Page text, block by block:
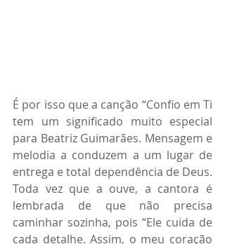
É por isso que a canção “Confio em Ti
tem um significado muito especial
para Beatriz Guimarães. Mensagem e
melodia a conduzem a um lugar de
entrega e total dependência de Deus.
Toda vez que a ouve, a cantora é
lembrada de que não precisa
caminhar sozinha, pois “Ele cuida de
cada detalhe. Assim, o meu coração